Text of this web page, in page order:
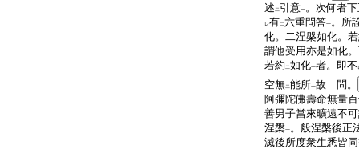
述 二 引意一。次何者
レ有二六重問答一。所
化。二涅槃如化。
謂他受用亦是如化
若約 二如化一者。即不
空無二能所一故 問。
阿彌陀佛壽命無量
善男子當來曠遠不
涅槃一。般涅槃後正
滅後所度衆生悉皆